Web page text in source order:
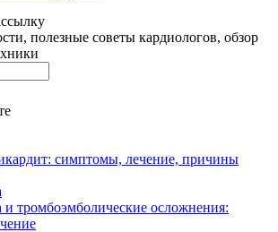
полезные советы кардиологов, обзор
симптомы, лечение, причины
и тромбоэмболические осложнения: